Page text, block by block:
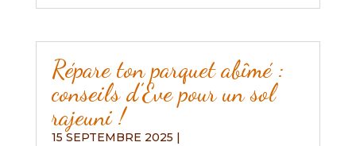
Répare ton parquet abîmé :
conseils d’Eve pour un sol
rajeuni !
15 SEPTEMBRE 2025